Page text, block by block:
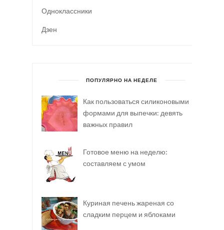
Одноклассники
Дзен
ПОПУЛЯРНО НА НЕДЕЛЕ
Как пользоваться силиконовыми
формами для выпечки: девять
важных правил
Готовое меню на неделю:
составляем с умом
Куриная печень жареная со
сладким перцем и яблоками